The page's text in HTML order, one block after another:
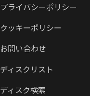
プライバシーポリシー
クッキーポリシー
お問い合わせ
ディスクリスト
ディスク検索